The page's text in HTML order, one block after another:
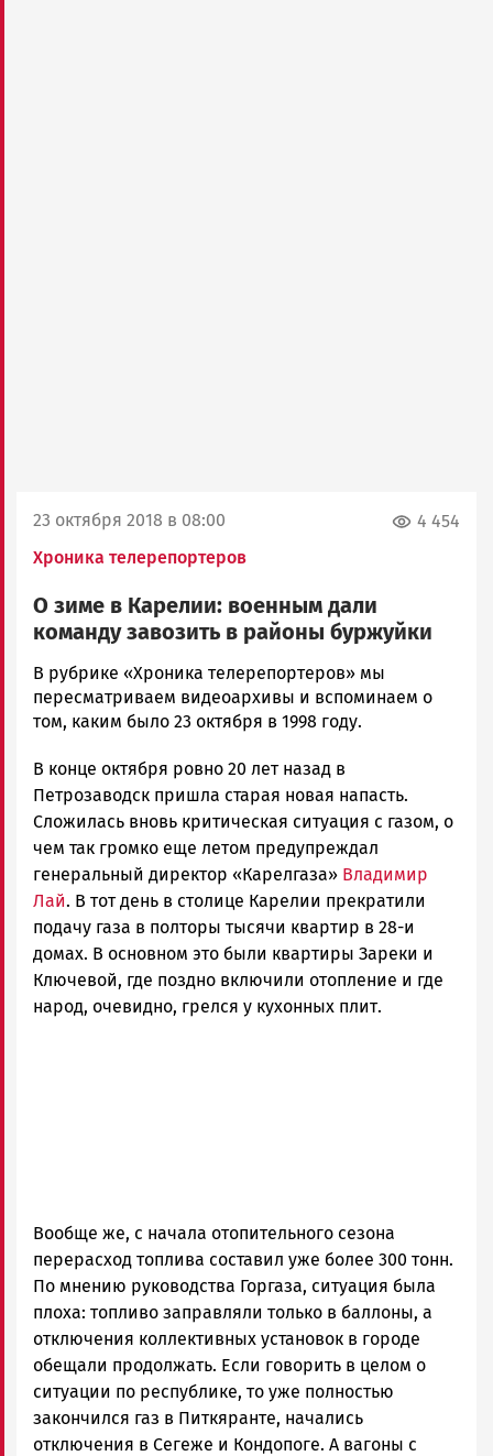
23 октября 2018 в 08:00
Хроника телерепортеров
4 454
О зиме в Карелии: военным дали
команду завозить в районы буржуйки
Карен
Бадалян
Новости
и
Карелии
|
Петрозаводск
ГОВОРИТ
В рубрике «Хроника телерепортеров» мы
пересматриваем видеоархивы и вспоминаем о
том, каким было 23 октября в 1998 году.
В конце октября ровно 20 лет назад в
Петрозаводск пришла старая новая напасть.
Сложилась вновь критическая ситуация с газом, о
чем так громко еще летом предупреждал
генеральный директор «Карелгаза» Владимир
Лай. В тот день в столице Карелии прекратили
подачу газа в полторы тысячи квартир в 28-и
домах. В основном это были квартиры Зареки и
Ключевой, где поздно включили отопление и где
народ, очевидно, грелся у кухонных плит.
Вообще же, с начала отопительного сезона
перерасход топлива составил уже более 300 тонн.
По мнению руководства Горгаза, ситуация была
плоха: топливо заправляли только в баллоны, а
отключения коллективных установок в городе
обещали продолжать. Если говорить в целом о
ситуации по республике, то уже полностью
закончился газ в Питкяранте, начались
отключения в Сегеже и Кондопоге. А вагоны с